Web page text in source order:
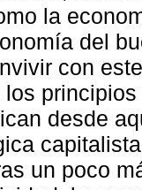
la
del
con
los
desde
un poco